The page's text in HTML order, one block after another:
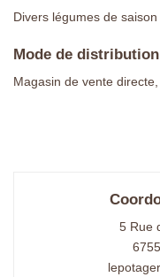
Divers légumes de saison
Mode de
Magasin de vente
5 Rue